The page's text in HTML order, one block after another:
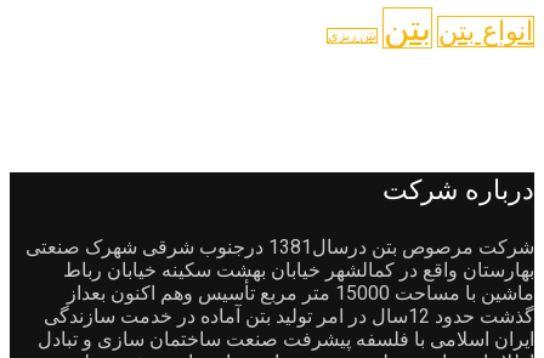
انواع بتن بتن بتن ریزی
درباره شرکت
شرکت مرصوص بتن درسال1381 درجنوب شرقی شهرک صنعتی
بهارستان واقع در کمالشهر خیابان بهشت سکینه خیابان رباط
ماشین با مساحت 15000 متر مربع تأسیس وهم اکنون بعداز
گذشت حدود 12سال در امر تولید بتن آماده در خدمت سازندگی
ایران اسلامی با فلسفه پیشرفت صنعت ساختمان سازی و تبادل